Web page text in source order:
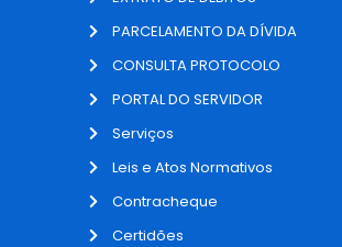
PARCELAMENTO DA DÍVIDA
CONSULTA PROTOCOLO
PORTAL DO SERVIDOR
Serviços
Leis e Atos Normativos
Contracheque
Certidões